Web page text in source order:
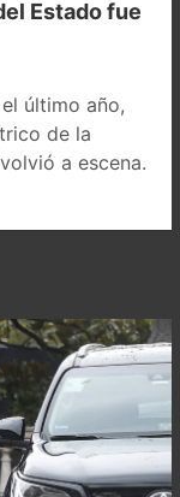
Estado fue
último año,
de la
a escena.